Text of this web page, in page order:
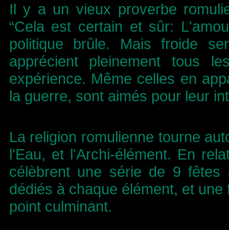
Il y a un vieux proverbe
“Cela est certain et sûr:
politique brûle. Mais froide
apprécient pleinement tous
expérience. Même celles en
la guerre, sont aimés pour leur
La religion romulienne tourne
l'Eau, et l'Archi-élément. En
célèbrent une série de 9
dédiés à chaque élément, et
point culminant.